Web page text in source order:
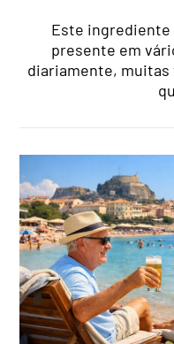
Este ingrediente
presente em
diariamente, muitas